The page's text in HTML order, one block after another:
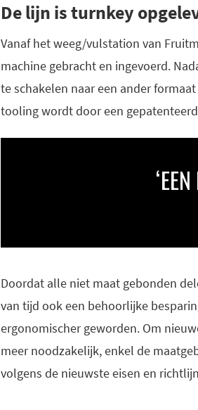
De lijn is turnkey
Vanaf het weeg/vulstation van
machine gebracht en ingevoerd.
te schakelen naar een ander
tooling wordt door een
Doordat alle niet maat gebonden
van tijd ook een behoorlijke
ergonomischer geworden. Om
meer noodzakelijk, enkel de
volgens de nieuwste eisen en